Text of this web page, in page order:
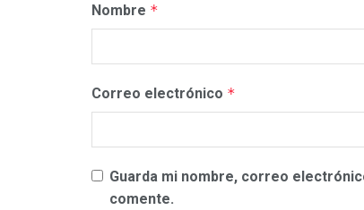
Nombre *
Correo electrónico *
Guarda mi nombre, correo
comente.